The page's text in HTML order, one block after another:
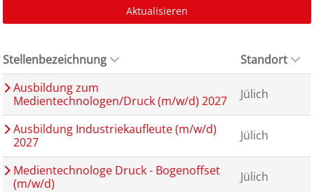
Aktualisieren
Stellenbezeichnung
Standort
Ausbildung zum
Medientechnologen/Druck (m/w/d) 2027
Jülich
Ausbildung Industriekaufleute (m/w/d)
2027
Jülich
Medientechnologe Druck - Bogenoffset
(m/w/d)
Jülich